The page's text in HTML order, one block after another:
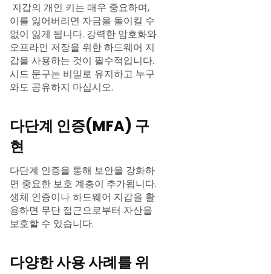
지갑의 개인 키는 매우 중요하며,
이를 잃어버리면 자금을 돌이킬 수
없이 잃게 됩니다. 강력한 암호화와
오프라인 저장을 위한 하드웨어 지
갑을 사용하는 것이 필수적입니다.
시드 문구는 비밀로 유지하고 누구
와도 공유하지 마십시오.
다단계 인증(MFA) 구
현
다단계 인증을 통해 보안을 강화하
면 중요한 보호 계층이 추가됩니다.
생체 인증이나 하드웨어 지갑을 활
용하면 무단 접근으로부터 자산을
보호할 수 있습니다.
다양한 사용 사례를 위